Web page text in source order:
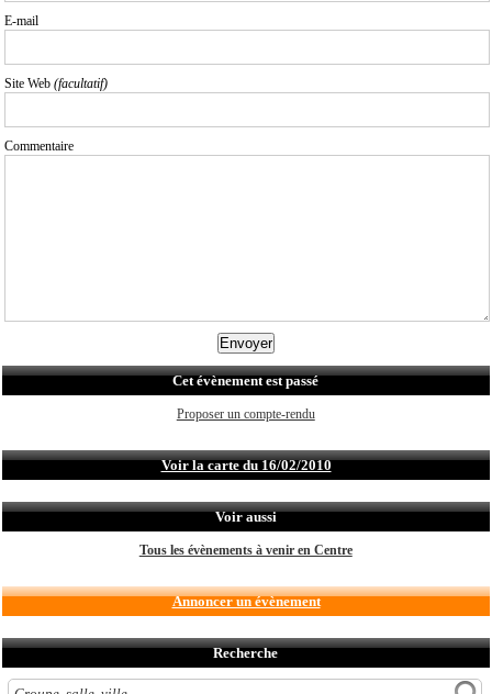
E-mail
Site Web (facultatif)
Commentaire
Cet évènement est passé
Proposer un compte-rendu
Voir la carte du 16/02/2010
Voir aussi
Tous les évènements à venir en Centre
Annoncer un évènement
Recherche